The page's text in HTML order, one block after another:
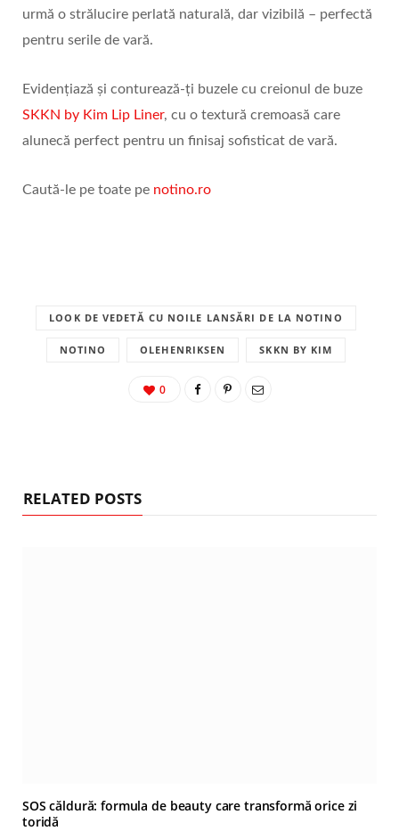
urmă o strălucire perlată naturală, dar vizibilă – perfectă
pentru serile de vară.
Evidențiază și conturează-ți buzele cu creionul de buze
SKKN by Kim Lip Liner, cu o textură cremoasă care
alunecă perfect pentru un finisaj sofisticat de vară.
Caută-le pe toate pe notino.ro
LOOK DE VEDETĂ CU NOILE LANSĂRI DE LA NOTINO
NOTINO OLEHENRIKSEN SKKN BY KIM
0
RELATED POSTS
SOS căldură: formula de beauty care transformă orice zi
toridă